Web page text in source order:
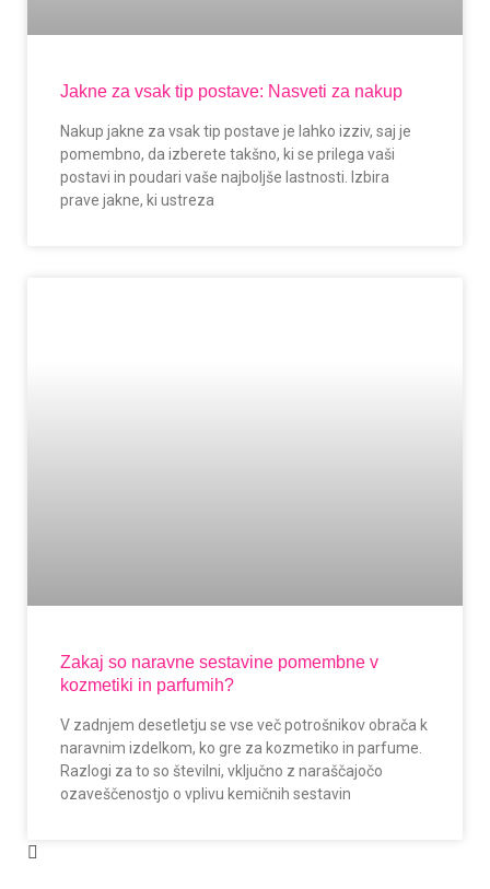
Jakne za vsak tip postave: Nasveti za nakup
Nakup jakne za vsak tip postave je lahko izziv, saj je
pomembno, da izberete takšno, ki se prilega vaši
postavi in poudari vaše najboljše lastnosti. Izbira
prave jakne, ki ustreza
Zakaj so naravne sestavine pomembne v
kozmetiki in parfumih?
V zadnjem desetletju se vse več potrošnikov obrača k
naravnim izdelkom, ko gre za kozmetiko in parfume.
Razlogi za to so številni, vključno z naraščajočo
ozaveščenostjo o vplivu kemičnih sestavin